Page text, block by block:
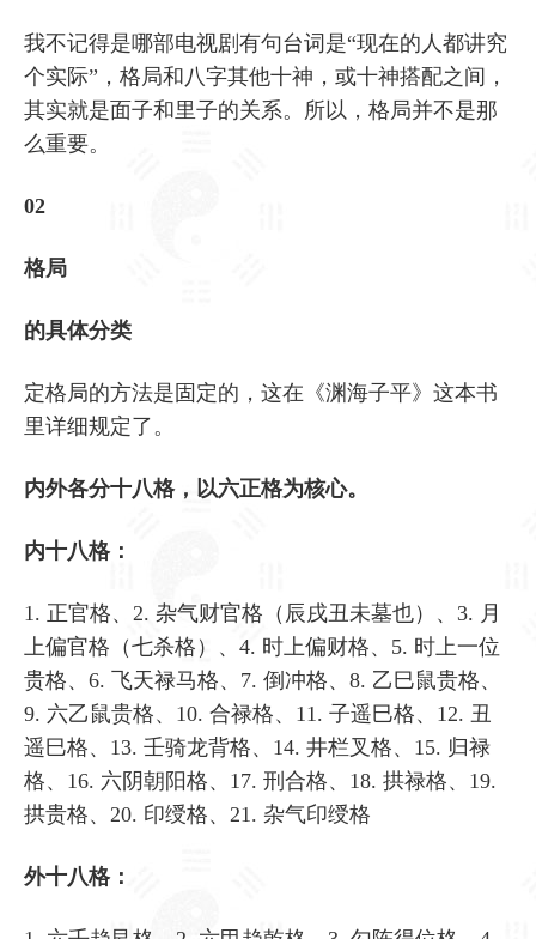
我不记得是哪部电视剧有句台词是“现在的人都讲究
个实际”，格局和八字其他十神，或十神搭配之间，
其实就是面子和里子的关系。所以，格局并不是那
么重要。
02
格局
的具体分类
定格局的方法是固定的，这在《渊海子平》这本书
里详细规定了。
内外各分十八格，以六正格为核心。
内十八格：
1. 正官格、2. 杂气财官格（辰戌丑未墓也）、3. 月
上偏官格（七杀格）、4. 时上偏财格、5. 时上一位
贵格、6. 飞天禄马格、7. 倒冲格、8. 乙巳鼠贵格、
9. 六乙鼠贵格、10. 合禄格、11. 子遥巳格、12. 丑
遥巳格、13. 壬骑龙背格、14. 井栏叉格、15. 归禄
格、16. 六阴朝阳格、17. 刑合格、18. 拱禄格、19.
拱贵格、20. 印绶格、21. 杂气印绶格
外十八格：